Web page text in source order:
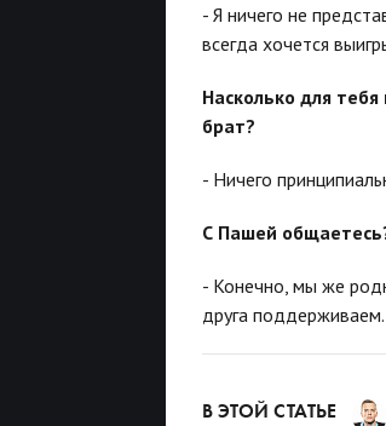
- Я ничего не
всегда хочется
Насколько для
брат?
- Ничего
С Пашей
- Конечно, мы же
друга поддерживаем.
В ЭТОЙ СТАТЬЕ